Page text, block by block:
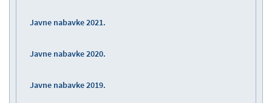
Javne nabavke 2021.
Javne nabavke 2020.
Javne nabavke 2019.